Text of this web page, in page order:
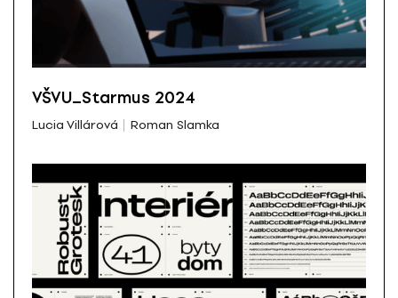
VŠVU_Starmus 2024
Lucia Villárová Roman Slamka